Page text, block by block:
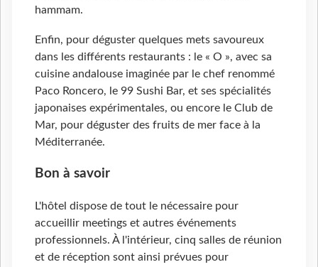
hammam.
Enfin, pour déguster quelques mets savoureux
dans les différents restaurants : le « O », avec sa
cuisine andalouse imaginée par le chef renommé
Paco Roncero, le 99 Sushi Bar, et ses spécialités
japonaises expérimentales, ou encore le Club de
Mar, pour déguster des fruits de mer face à la
Méditerranée.
Bon à savoir
L'hôtel dispose de tout le nécessaire pour
accueillir meetings et autres événements
professionnels. À l'intérieur, cinq salles de réunion
et de réception sont ainsi prévues pour